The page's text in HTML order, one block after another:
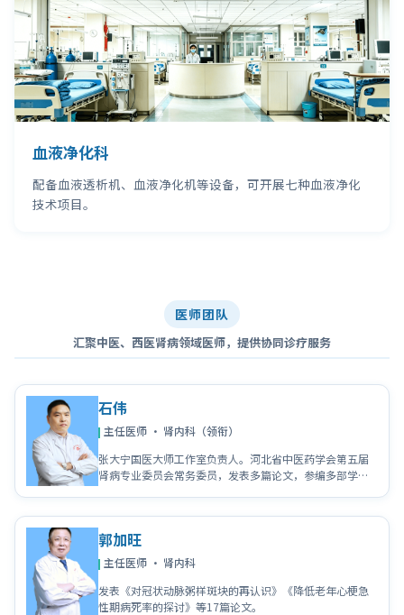
血液净化科
配备血液透析机、血液净化机等设备，可开展七种血液净化
技术项目。
医师团队
汇聚中医、西医肾病领域医师，提供协同诊疗服务
石伟
主任医师 · 肾内科（领衔）
张大宁国医大师工作室负责人。河北省中医药学会第五届
肾病专业委员会常务委员，发表多篇论文，参编多部学术
郭加旺
主任医师 · 肾内科
发表《对冠状动脉粥样斑块的再认识》《降低老年心梗急
性期病死率的探讨》等17篇论文。